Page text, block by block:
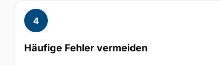
Häufige Fehler vermeiden